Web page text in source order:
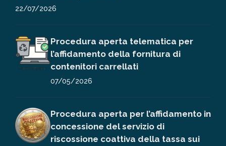
22/07/2026
Procedura aperta telematica per
l’affidamento della fornitura di
contenitori carrellati
07/05/2026
Procedura aperta per l’affidamento in
concessione del servizio di
riscossione coattiva della tassa sui